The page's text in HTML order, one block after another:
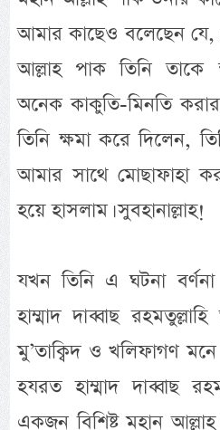
আমার কাছেও বলেছেন
আল্লাহ পাক তিনি
অনেক কাকুতি-মিনতি
তিনি ক্ষমা করে দিলেন,
আমার সাথে মোছাফাহা
হয়ে হাসলাম। সুবহানাল্লাহ!
যখন তিনি এ ঘটনা
হাম্মাদ দাব্বাছ
মু’তাক্বিদ ও খলিফাগণ
হযরত হাম্মাদ দাব্বাছ
একজন বিশিষ্ট মহান